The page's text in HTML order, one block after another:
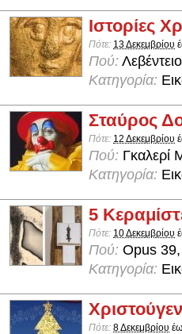
Ιστορίες
Πότε: 13 Δεκεμβρίου
Πού:
Κατηγορία:
Σταύρος
Πότε: 12 Δεκεμβρίου
Πού: Γκαλερί
Κατηγορία:
5
Πότε: 10 Δεκεμβρίου
Πού: Opus
Κατηγορία:
Πότε: 8 Δεκεμβρίου